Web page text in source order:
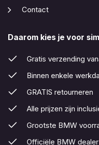
Contact
Daarom kies je voor
Gratis verzending
Binnen enkele
GRATIS retourneren
Alle prijzen zijn
Grootste BMW
Officiële BMW dealer